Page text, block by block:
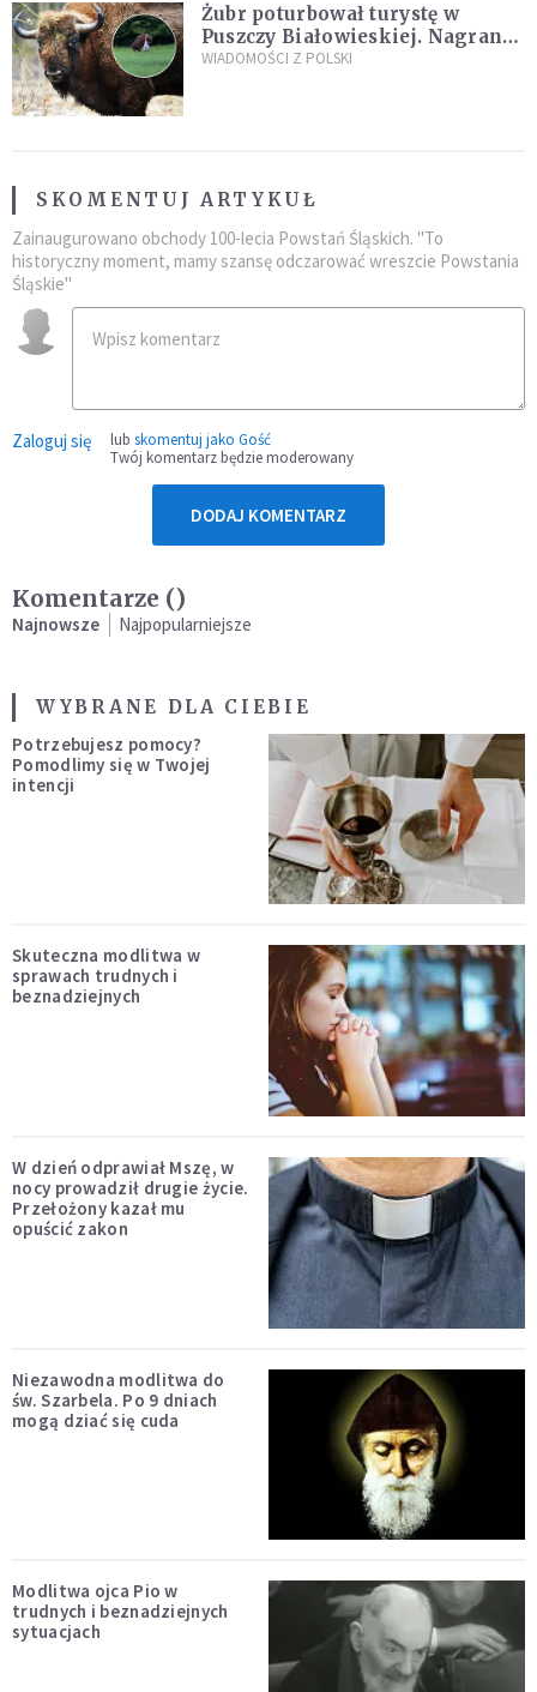
Żubr poturbował turystę w
Puszczy Białowieskiej. Nagranie
daje do myślenia
WIADOMOŚCI Z POLSKI
SKOMENTUJ ARTYKUŁ
Zainaugurowano obchody 100-lecia Powstań Śląskich. "To
historyczny moment, mamy szansę odczarować wreszcie Powstania
Śląskie"
Zaloguj się lub skomentuj jako Gość
Twój komentarz będzie moderowany
DODAJ KOMENTARZ
Komentarze ()
Najnowsze Najpopularniejsze
WYBRANE DLA CIEBIE
Potrzebujesz pomocy?
Pomodlimy się w Twojej
intencji
Skuteczna modlitwa w
sprawach trudnych i
beznadziejnych
W dzień odprawiał Mszę, w
nocy prowadził drugie życie.
Przełożony kazał mu
opuścić zakon
Niezawodna modlitwa do
św. Szarbela. Po 9 dniach
mogą dziać się cuda
Modlitwa ojca Pio w
trudnych i beznadziejnych
sytuacjach